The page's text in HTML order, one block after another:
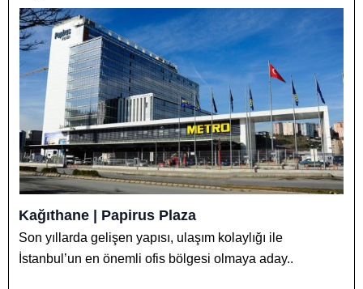
Kağıthane | Papirus Plaza
Son yıllarda gelişen yapısı, ulaşım kolaylığı ile
İstanbul’un en önemli ofis bölgesi olmaya aday..